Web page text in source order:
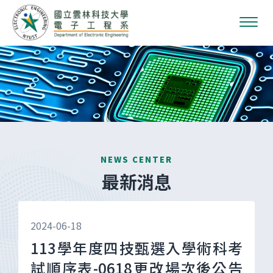
NEWS CENTER
最新消息
2024-06-18
113學年度四技甄選入學術科考
試順序表-0618更改場次後公告